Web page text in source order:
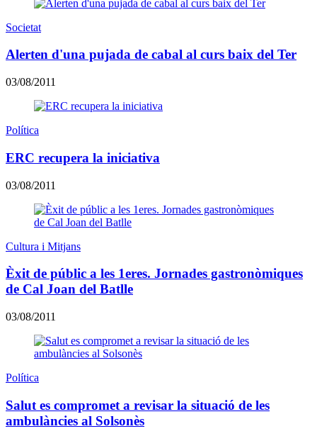
Societat
Alerten d'una pujada de cabal al curs baix del Ter
03/08/2011
Política
ERC recupera la iniciativa
03/08/2011
Cultura i Mitjans
Èxit de públic a les 1eres. Jornades gastronòmiques
de Cal Joan del Batlle
03/08/2011
Política
Salut es compromet a revisar la situació de les
ambulàncies al Solsonès